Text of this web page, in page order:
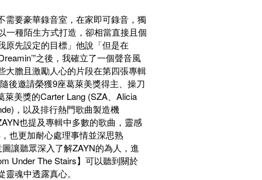
需要豪華錄音室，在家即可錄音，獨
一種陌生方式打造，卻相當直接且個
原先設定的目標」他說「但是在
之後，我確立了一個聲音風
大膽且激勵人心的片段在第四張專輯
後邀請榮獲9座葛萊美獎得主、操刀
美獎的Carter Lang (SZA、Alicia
，以及排行熱門歌曲製造機
也提及專輯中多數的歌曲，靈感
也更加耐心處理事情並深思熟
讓聽眾深入了解ZAYN的為人，進
Under The Stairs】可以聽到關於
魂中透露真心。